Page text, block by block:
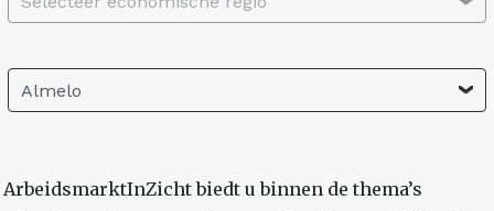
Almelo
ArbeidsmarktInZicht biedt u binnen de thema’s